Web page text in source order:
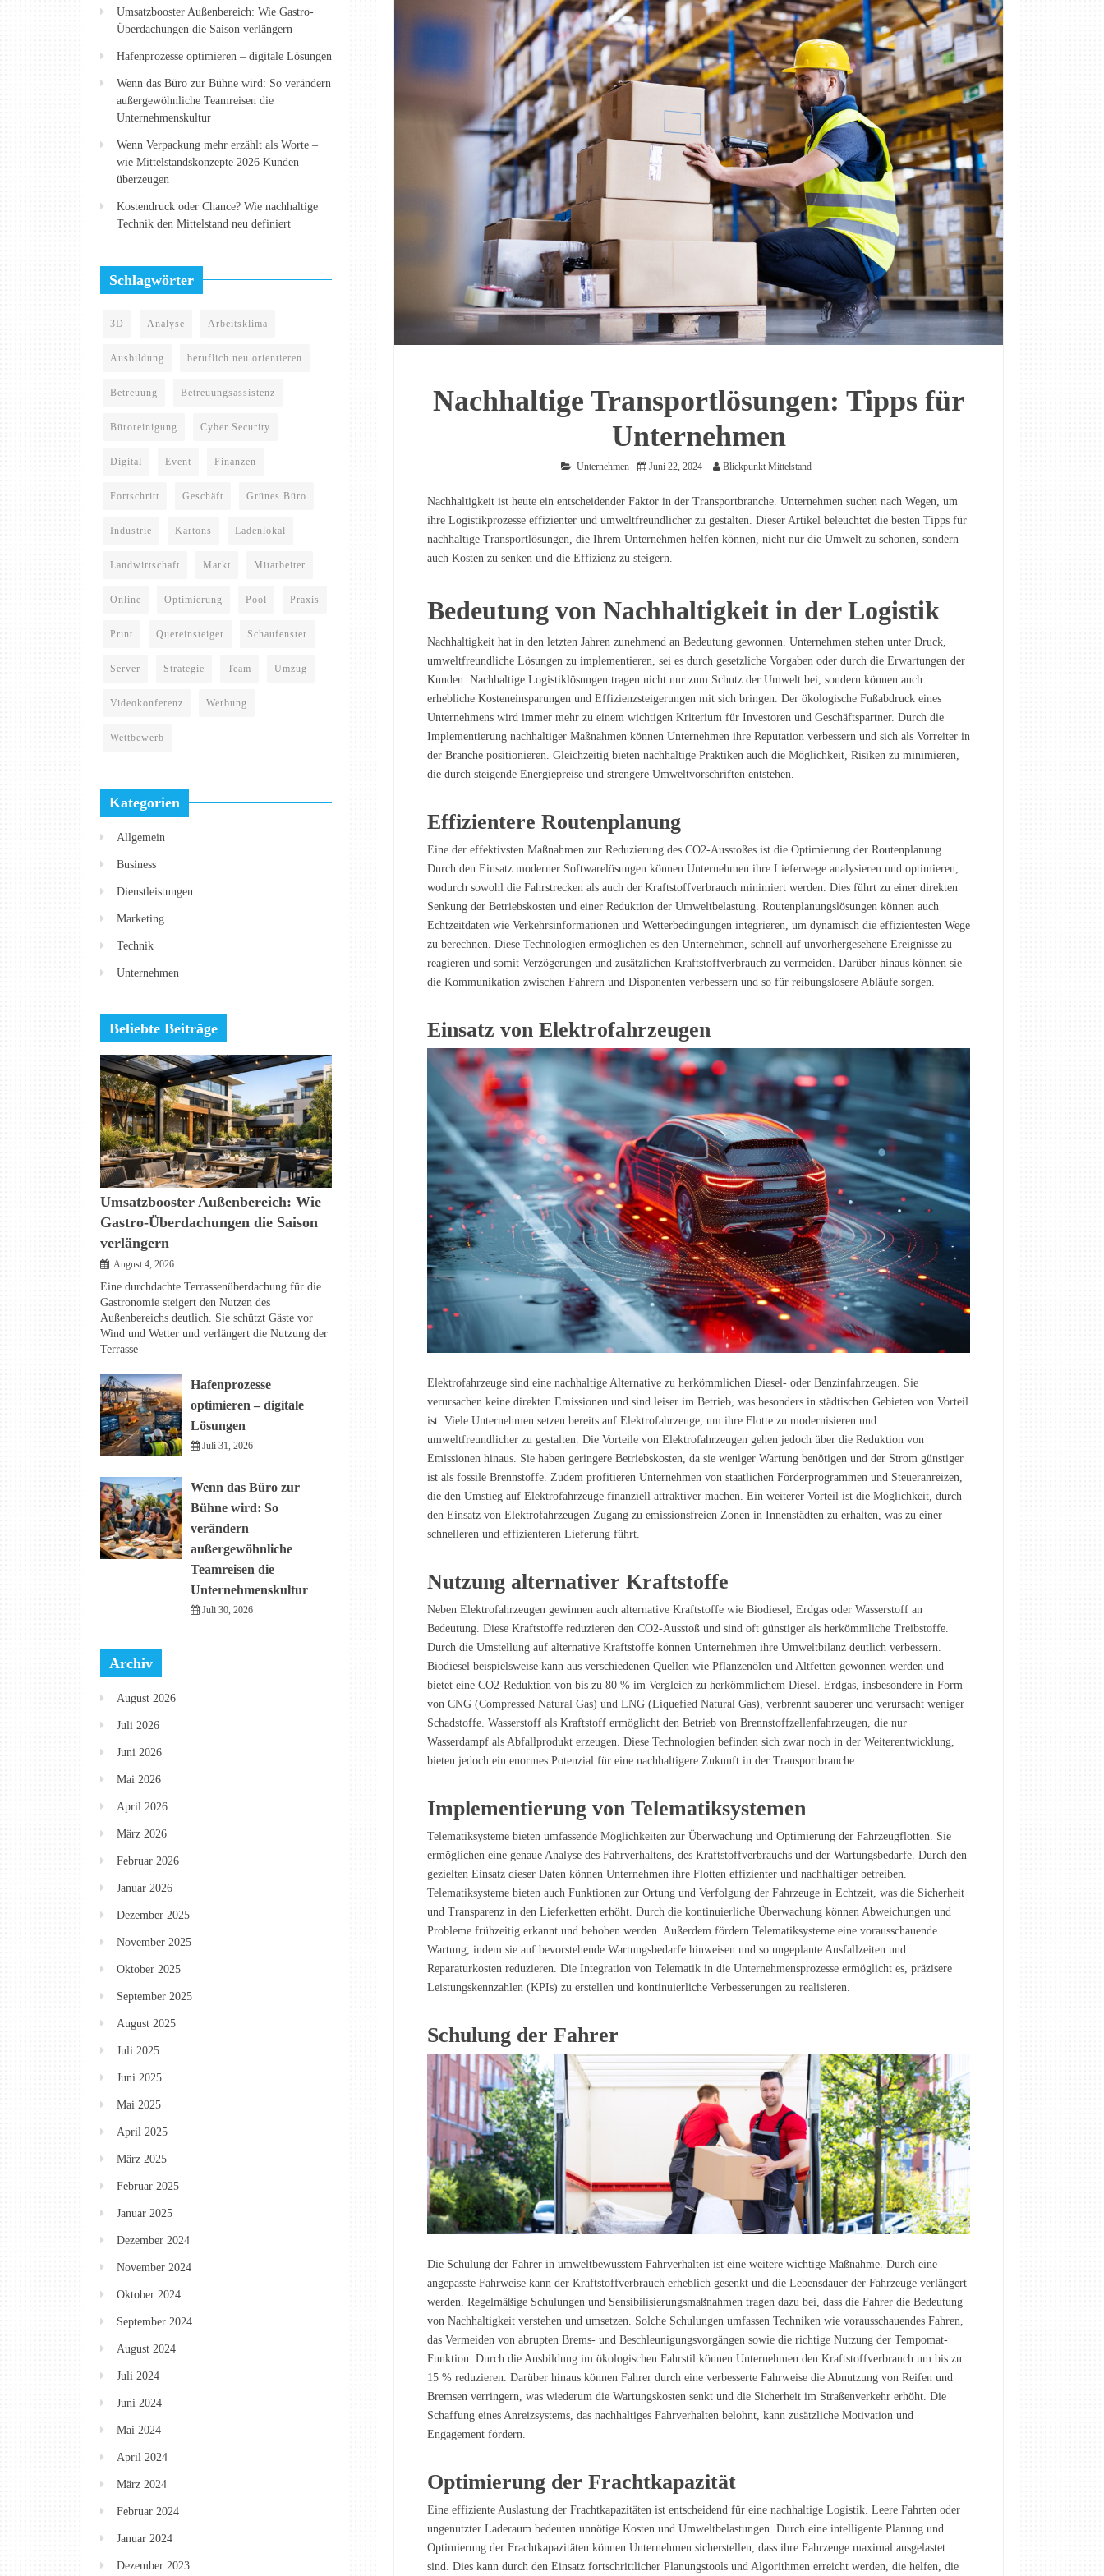
Nachhaltige Transportlösungen: Tipps für
Unternehmen
Unternehmen Juni 22, 2024 Blickpunkt Mittelstand
Nachhaltigkeit ist heute ein entscheidender Faktor in der Transportbranche. Unternehmen suchen nach Wegen, um
ihre Logistikprozesse effizienter und umweltfreundlicher zu gestalten. Dieser Artikel beleuchtet die besten Tipps für
nachhaltige Transportlösungen, die Ihrem Unternehmen helfen können, nicht nur die Umwelt zu schonen, sondern
auch Kosten zu senken und die Effizienz zu steigern.
Bedeutung von Nachhaltigkeit in der Logistik
Nachhaltigkeit hat in den letzten Jahren zunehmend an Bedeutung gewonnen. Unternehmen stehen unter Druck,
umweltfreundliche Lösungen zu implementieren, sei es durch gesetzliche Vorgaben oder durch die Erwartungen der
Kunden. Nachhaltige Logistiklösungen tragen nicht nur zum Schutz der Umwelt bei, sondern können auch
erhebliche Kosteneinsparungen und Effizienzsteigerungen mit sich bringen. Der ökologische Fußabdruck eines
Unternehmens wird immer mehr zu einem wichtigen Kriterium für Investoren und Geschäftspartner. Durch die
Implementierung nachhaltiger Maßnahmen können Unternehmen ihre Reputation verbessern und sich als Vorreiter in
der Branche positionieren. Gleichzeitig bieten nachhaltige Praktiken auch die Möglichkeit, Risiken zu minimieren,
die durch steigende Energiepreise und strengere Umweltvorschriften entstehen.
Effizientere Routenplanung
Eine der effektivsten Maßnahmen zur Reduzierung des CO2-Ausstoßes ist die Optimierung der Routenplanung.
Durch den Einsatz moderner Softwarelösungen können Unternehmen ihre Lieferwege analysieren und optimieren,
wodurch sowohl die Fahrstrecken als auch der Kraftstoffverbrauch minimiert werden. Dies führt zu einer direkten
Senkung der Betriebskosten und einer Reduktion der Umweltbelastung. Routenplanungslösungen können auch
Echtzeitdaten wie Verkehrsinformationen und Wetterbedingungen integrieren, um dynamisch die effizientesten Wege
zu berechnen. Diese Technologien ermöglichen es den Unternehmen, schnell auf unvorhergesehene Ereignisse zu
reagieren und somit Verzögerungen und zusätzlichen Kraftstoffverbrauch zu vermeiden. Darüber hinaus können sie
die Kommunikation zwischen Fahrern und Disponenten verbessern und so für reibungslosere Abläufe sorgen.
Einsatz von Elektrofahrzeugen
Elektrofahrzeuge sind eine nachhaltige Alternative zu herkömmlichen Diesel- oder Benzinfahrzeugen. Sie
verursachen keine direkten Emissionen und sind leiser im Betrieb, was besonders in städtischen Gebieten von Vorteil
ist. Viele Unternehmen setzen bereits auf Elektrofahrzeuge, um ihre Flotte zu modernisieren und
umweltfreundlicher zu gestalten. Die Vorteile von Elektrofahrzeugen gehen jedoch über die Reduktion von
Emissionen hinaus. Sie haben geringere Betriebskosten, da sie weniger Wartung benötigen und der Strom günstiger
ist als fossile Brennstoffe. Zudem profitieren Unternehmen von staatlichen Förderprogrammen und Steueranreizen,
die den Umstieg auf Elektrofahrzeuge finanziell attraktiver machen. Ein weiterer Vorteil ist die Möglichkeit, durch
den Einsatz von Elektrofahrzeugen Zugang zu emissionsfreien Zonen in Innenstädten zu erhalten, was zu einer
schnelleren und effizienteren Lieferung führt.
Nutzung alternativer Kraftstoffe
Neben Elektrofahrzeugen gewinnen auch alternative Kraftstoffe wie Biodiesel, Erdgas oder Wasserstoff an
Bedeutung. Diese Kraftstoffe reduzieren den CO2-Ausstoß und sind oft günstiger als herkömmliche Treibstoffe.
Durch die Umstellung auf alternative Kraftstoffe können Unternehmen ihre Umweltbilanz deutlich verbessern.
Biodiesel beispielsweise kann aus verschiedenen Quellen wie Pflanzenölen und Altfetten gewonnen werden und
bietet eine CO2-Reduktion von bis zu 80 % im Vergleich zu herkömmlichem Diesel. Erdgas, insbesondere in Form
von CNG (Compressed Natural Gas) und LNG (Liquefied Natural Gas), verbrennt sauberer und verursacht weniger
Schadstoffe. Wasserstoff als Kraftstoff ermöglicht den Betrieb von Brennstoffzellenfahrzeugen, die nur
Wasserdampf als Abfallprodukt erzeugen. Diese Technologien befinden sich zwar noch in der Weiterentwicklung,
bieten jedoch ein enormes Potenzial für eine nachhaltigere Zukunft in der Transportbranche.
Implementierung von Telematiksystemen
Telematiksysteme bieten umfassende Möglichkeiten zur Überwachung und Optimierung der Fahrzeugflotten. Sie
ermöglichen eine genaue Analyse des Fahrverhaltens, des Kraftstoffverbrauchs und der Wartungsbedarfe. Durch den
gezielten Einsatz dieser Daten können Unternehmen ihre Flotten effizienter und nachhaltiger betreiben.
Telematiksysteme bieten auch Funktionen zur Ortung und Verfolgung der Fahrzeuge in Echtzeit, was die Sicherheit
und Transparenz in den Lieferketten erhöht. Durch die kontinuierliche Überwachung können Abweichungen und
Probleme frühzeitig erkannt und behoben werden. Außerdem fördern Telematiksysteme eine vorausschauende
Wartung, indem sie auf bevorstehende Wartungsbedarfe hinweisen und so ungeplante Ausfallzeiten und
Reparaturkosten reduzieren. Die Integration von Telematik in die Unternehmensprozesse ermöglicht es, präzisere
Leistungskennzahlen (KPIs) zu erstellen und kontinuierliche Verbesserungen zu realisieren.
Schulung der Fahrer
Die Schulung der Fahrer in umweltbewusstem Fahrverhalten ist eine weitere wichtige Maßnahme. Durch eine
angepasste Fahrweise kann der Kraftstoffverbrauch erheblich gesenkt und die Lebensdauer der Fahrzeuge verlängert
werden. Regelmäßige Schulungen und Sensibilisierungsmaßnahmen tragen dazu bei, dass die Fahrer die Bedeutung
von Nachhaltigkeit verstehen und umsetzen. Solche Schulungen umfassen Techniken wie vorausschauendes Fahren,
das Vermeiden von abrupten Brems- und Beschleunigungsvorgängen sowie die richtige Nutzung der Tempomat-
Funktion. Durch die Ausbildung im ökologischen Fahrstil können Unternehmen den Kraftstoffverbrauch um bis zu
15 % reduzieren. Darüber hinaus können Fahrer durch eine verbesserte Fahrweise die Abnutzung von Reifen und
Bremsen verringern, was wiederum die Wartungskosten senkt und die Sicherheit im Straßenverkehr erhöht. Die
Schaffung eines Anreizsystems, das nachhaltiges Fahrverhalten belohnt, kann zusätzliche Motivation und
Engagement fördern.
Optimierung der Frachtkapazität
Eine effiziente Auslastung der Frachtkapazitäten ist entscheidend für eine nachhaltige Logistik. Leere Fahrten oder
ungenutzter Laderaum bedeuten unnötige Kosten und Umweltbelastungen. Durch eine intelligente Planung und
Optimierung der Frachtkapazitäten können Unternehmen sicherstellen, dass ihre Fahrzeuge maximal ausgelastet
sind. Dies kann durch den Einsatz fortschrittlicher Planungstools und Algorithmen erreicht werden, die helfen, die
Umsatzbooster Außenbereich: Wie Gastro-
Überdachungen die Saison verlängern
Hafenprozesse optimieren – digitale Lösungen
Wenn das Büro zur Bühne wird: So verändern
außergewöhnliche Teamreisen die
Unternehmenskultur
Wenn Verpackung mehr erzählt als Worte –
wie Mittelstandskonzepte 2026 Kunden
überzeugen
Kostendruck oder Chance? Wie nachhaltige
Technik den Mittelstand neu definiert
Schlagwörter
3D Analyse Arbeitsklima
Ausbildung beruflich neu orientieren
Betreuung Betreuungsassistenz
Büroreinigung Cyber Security
Digital Event Finanzen
Fortschritt Geschäft Grünes Büro
Industrie Kartons Ladenlokal
Landwirtschaft Markt Mitarbeiter
Online Optimierung Pool Praxis
Print Quereinsteiger Schaufenster
Server Strategie Team Umzug
Videokonferenz Werbung
Wettbewerb
Kategorien
Allgemein
Business
Dienstleistungen
Marketing
Technik
Unternehmen
Beliebte Beiträge
Umsatzbooster Außenbereich: Wie
Gastro-Überdachungen die Saison
verlängern
August 4, 2026
Eine durchdachte Terrassenüberdachung für die
Gastronomie steigert den Nutzen des
Außenbereichs deutlich. Sie schützt Gäste vor
Wind und Wetter und verlängert die Nutzung der
Terrasse
Hafenprozesse
optimieren – digitale
Lösungen
Juli 31, 2026
Wenn das Büro zur
Bühne wird: So
verändern
außergewöhnliche
Teamreisen die
Unternehmenskultur
Juli 30, 2026
Archiv
August 2026
Juli 2026
Juni 2026
Mai 2026
April 2026
März 2026
Februar 2026
Januar 2026
Dezember 2025
November 2025
Oktober 2025
September 2025
August 2025
Juli 2025
Juni 2025
Mai 2025
April 2025
März 2025
Februar 2025
Januar 2025
Dezember 2024
November 2024
Oktober 2024
September 2024
August 2024
Juli 2024
Juni 2024
Mai 2024
April 2024
März 2024
Februar 2024
Januar 2024
Dezember 2023